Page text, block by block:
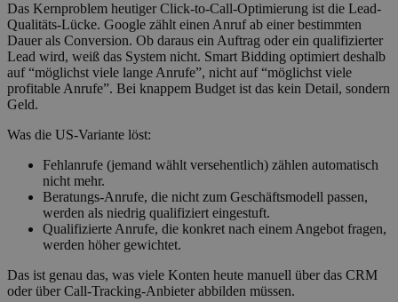
Das Kernproblem heutiger Click-to-Call-Optimierung ist die Lead-
Qualitäts-Lücke. Google zählt einen Anruf ab einer bestimmten
Dauer als Conversion. Ob daraus ein Auftrag oder ein qualifizierter
Lead wird, weiß das System nicht. Smart Bidding optimiert deshalb
auf “möglichst viele lange Anrufe”, nicht auf “möglichst viele
profitable Anrufe”. Bei knappem Budget ist das kein Detail, sondern
Geld.
Was die US-Variante löst:
Fehlanrufe (jemand wählt versehentlich) zählen automatisch
nicht mehr.
Beratungs-Anrufe, die nicht zum Geschäftsmodell passen,
werden als niedrig qualifiziert eingestuft.
Qualifizierte Anrufe, die konkret nach einem Angebot fragen,
werden höher gewichtet.
Das ist genau das, was viele Konten heute manuell über das CRM
oder über Call-Tracking-Anbieter abbilden müssen.